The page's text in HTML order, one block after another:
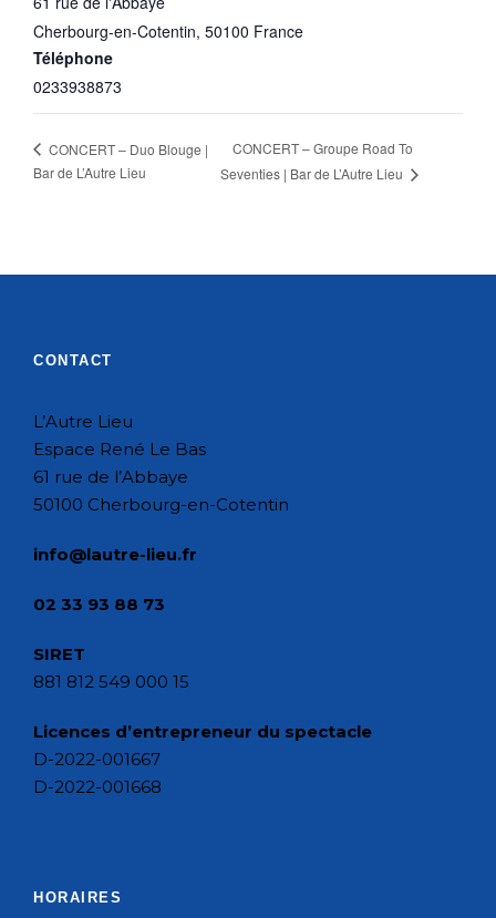
Cherbourg-en-Cotentin, 50100 France
Téléphone
0233938873
CONCERT – Duo Blouge |
Bar de L’Autre Lieu
CONCERT – Groupe Road To
Seventies | Bar de L’Autre Lieu
CONTACT
L’Autre Lieu
Espace René Le Bas
61 rue de l’Abbaye
50100 Cherbourg-en-Cotentin
info@lautre-lieu.fr
02 33 93 88 73
SIRET
881 812 549 000 15
Licences d’entrepreneur du spectacle
D-2022-001667
D-2022-001668
HORAIRES